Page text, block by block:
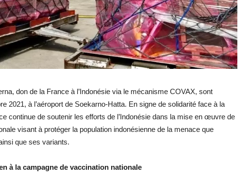
don de la France à l’Indonésie via le mécanisme COVAX, sont
2021, à l’aéroport de Soekarno-Hatta. En signe de solidarité face à la
continue de soutenir les efforts de l’Indonésie dans la mise en œuvre de
visant à protéger la population indonésienne de la menace que
que ses variants.
à la campagne de vaccination nationale